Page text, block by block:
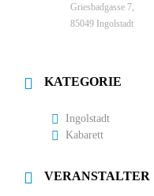
Griesbadgasse 7,
85049 Ingolstadt
KATEGORIE
Ingolstadt
Kabarett
VERANSTALTER